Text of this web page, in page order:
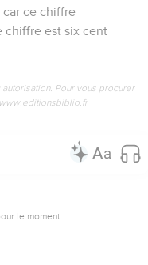
ce chiffre
chiffre est six cent
Pour vous procurer
le moment.